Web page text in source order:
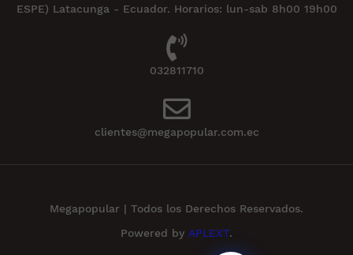
ESPE) Latacunga - Ecuador. Horarios: lun-sab 8h00 19h00
032811710
clientes@megapopular.com.ec
Megapopular | Todos los Derechos Reservados.
Powered by APLEXT.